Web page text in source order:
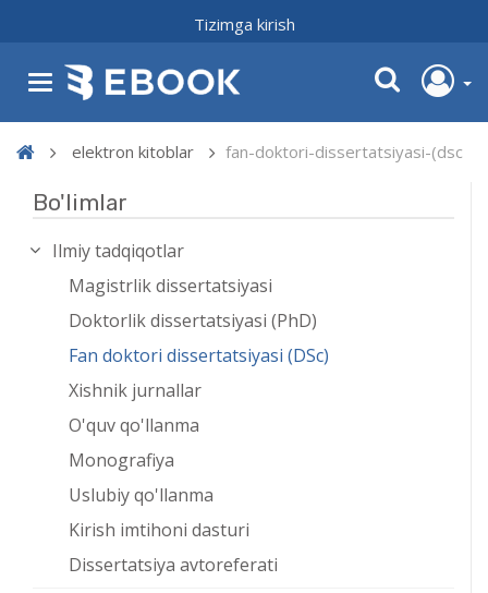
Tizimga kirish
elektron kitoblar fan-doktori-dissertatsiyasi-(dsc
Bo'limlar
Ilmiy tadqiqotlar
Magistrlik dissertatsiyasi
Doktorlik dissertatsiyasi (PhD)
Fan doktori dissertatsiyasi (DSc)
Xishnik jurnallar
O'quv qo'llanma
Monografiya
Uslubiy qo'llanma
Kirish imtihoni dasturi
Dissertatsiya avtoreferati